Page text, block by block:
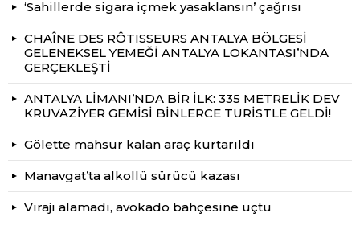
‘Sahillerde sigara içmek yasaklansın’ çağrısı
CHAÎNE DES RÔTISSEURS ANTALYA BÖLGESİ
GELENEKSEL YEMEĞİ ANTALYA LOKANTASI’NDA
GERÇEKLEŞTİ
ANTALYA LİMANI’NDA BİR İLK: 335 METRELİK DEV
KRUVAZİYER GEMİSİ BİNLERCE TURİSTLE GELDİ!
Gölette mahsur kalan araç kurtarıldı
Manavgat’ta alkollü sürücü kazası
Virajı alamadı, avokado bahçesine uçtu